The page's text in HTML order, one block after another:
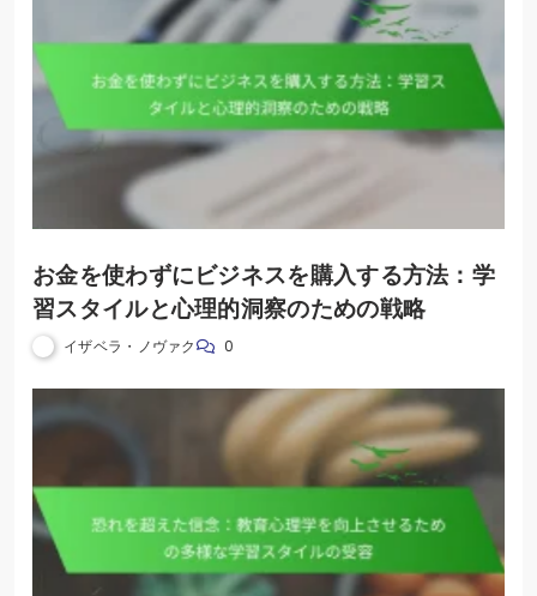
お金を使わずにビジネスを購入する方法：学
習スタイルと心理的洞察のための戦略
イザベラ・ノヴァク 0